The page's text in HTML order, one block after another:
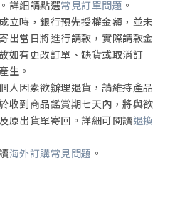
詳細請點選常見訂單問題 。
立時，銀行預先授權金額，並未
出當日將進行請款，實際請款金
如有更改訂單、缺貨或取消訂
生。
人因素欲辦理退貨，請維持產品
收到商品鑑賞期七天內，將與欲
原出貨單寄回。詳細可閱讀退換
海外訂購常見問題 。